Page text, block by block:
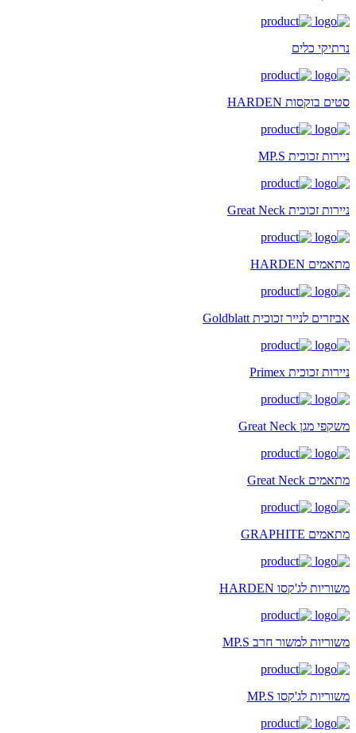
נרתיקי כלים
סטים בוקסות HARDEN
ניירות זכוכית MP.S
ניירות זכוכית Great Neck
מתאמים HARDEN
אביזרים לנייר זכוכית Goldblatt
ניירות זכוכית Primex
משקפי מגן Great Neck
מתאמים Great Neck
מתאמים GRAPHITE
משוריות לג'קסו HARDEN
משוריות למשור חרב MP.S
משוריות לג'קסו MP.S